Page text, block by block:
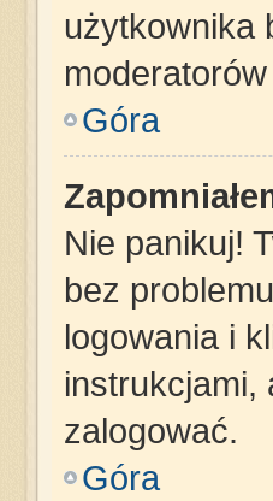
użytkownika
Góra
Nie panikuj!
bez
logowania i
instrukcjami,
zalogować.
Góra